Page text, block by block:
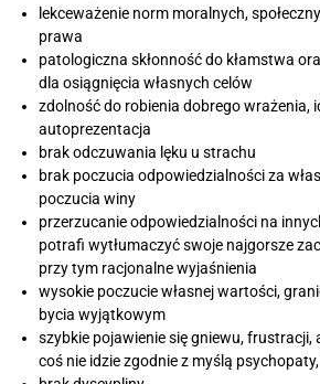
lekceważenie norm moralnych,
prawa
patologiczna skłonność do kłamstwa
dla osiągnięcia własnych celów
zdolność do robienia dobrego wrażenia,
autoprezentacja
brak odczuwania lęku u strachu
brak poczucia odpowiedzialności za
poczucia winy
przerzucanie odpowiedzialności na
potrafi wytłumaczyć swoje najgorsze
przy tym racjonalne wyjaśnienia
wysokie poczucie własnej wartości,
bycia wyjątkowym
szybkie pojawienie się gniewu, frustracji,
coś nie idzie zgodnie z myślą